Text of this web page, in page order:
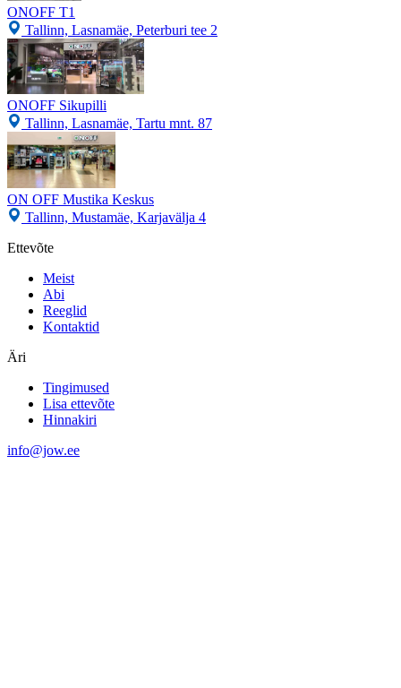
ONOFF T1
Tallinn, Lasnamäe, Peterburi tee 2
ONOFF Sikupilli
Tallinn, Lasnamäe, Tartu mnt. 87
ON OFF Mustika Keskus
Tallinn, Mustamäe, Karjavälja 4
Ettevõte
Meist
Abi
Reeglid
Kontaktid
Äri
Tingimused
Lisa ettevõte
Hinnakiri
info@jow.ee